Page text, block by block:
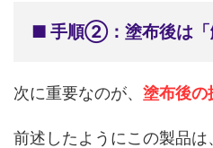
■ 手順②：塗布後は「
次に重要なのが、 塗布後の
前述したようにこの製品は